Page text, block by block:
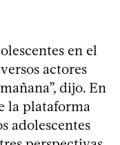
en el
actores
dijo. En
la plataforma
adolescentes